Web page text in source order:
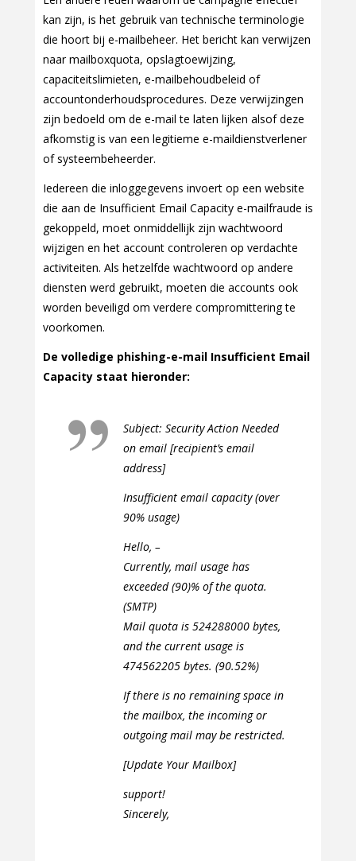
kan zijn, is het gebruik van technische terminologie
die hoort bij e-mailbeheer. Het bericht kan verwijzen
naar mailboxquota, opslagtoewijzing,
capaciteitslimieten, e-mailbehoudbeleid of
accountonderhoudsprocedures. Deze verwijzingen
zijn bedoeld om de e-mail te laten lijken alsof deze
afkomstig is van een legitieme e-maildienstverlener
of systeembeheerder.
Iedereen die inloggegevens invoert op een website
die aan de Insufficient Email Capacity e-mailfraude is
gekoppeld, moet onmiddellijk zijn wachtwoord
wijzigen en het account controleren op verdachte
activiteiten. Als hetzelfde wachtwoord op andere
diensten werd gebruikt, moeten die accounts ook
worden beveiligd om verdere compromittering te
voorkomen.
De volledige phishing-e-mail Insufficient Email
Capacity staat hieronder:
Subject: Security Action Needed
on email [recipient’s email
address]
Insufficient email capacity (over
90% usage)
Hello, –
Currently, mail usage has
exceeded (90)% of the quota.
(SMTP)
Mail quota is 524288000 bytes,
and the current usage is
474562205 bytes. (90.52%)
If there is no remaining space in
the mailbox, the incoming or
outgoing mail may be restricted.
[Update Your Mailbox]
support!
Sincerely,